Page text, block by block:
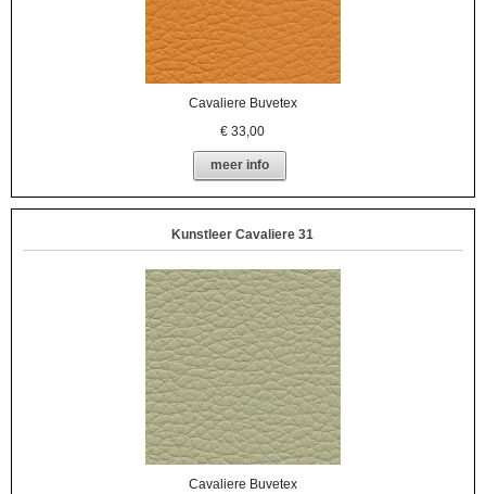
Cavaliere Buvetex
€33,00
meer info
Kunstleer Cavaliere 31
Cavaliere Buvetex